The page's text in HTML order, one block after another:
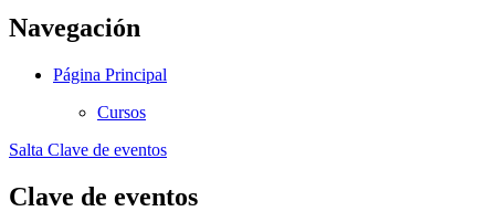
Navegación
Página Principal
Cursos
Salta Clave de eventos
Clave de eventos